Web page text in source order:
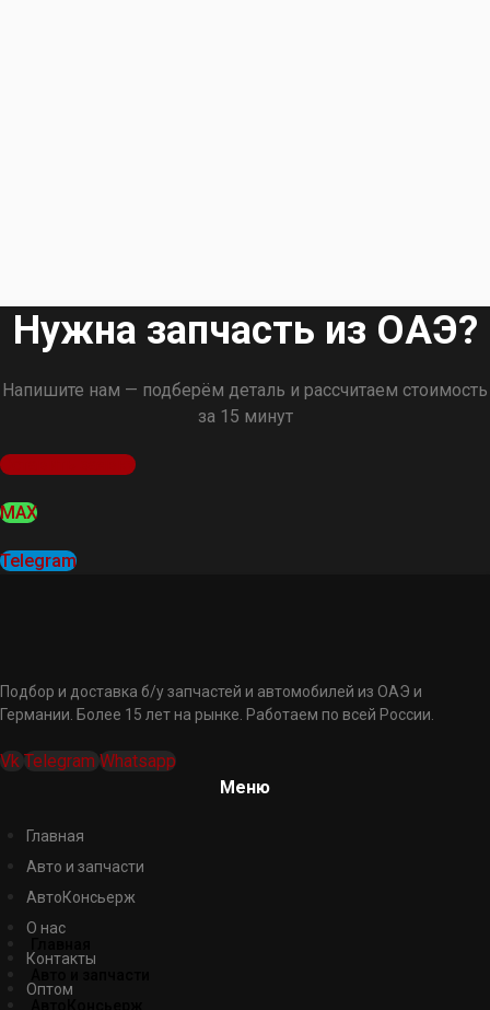
Нужна запчасть из ОАЭ?
Напишите нам — подберём деталь и рассчитаем стоимость
за 15 минут
Оставить заявку
MAX
Telegram
Подбор и доставка б/у запчастей и автомобилей из ОАЭ и
Германии. Более 15 лет на рынке. Работаем по всей России.
Vk Telegram Whatsapp
Меню
Главная
Авто и запчасти
АвтоКонсьерж
О нас
Контакты
Оптом